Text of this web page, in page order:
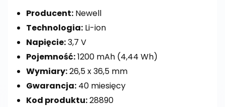
Producent: Newell
Technologia: Li-ion
Napięcie:3,7 V
Pojemność:1200 mAh (4,44 Wh)
Wymiary:26,5 x 36,5 mm
Gwarancja: 40 miesięcy
Kod produktu:28890